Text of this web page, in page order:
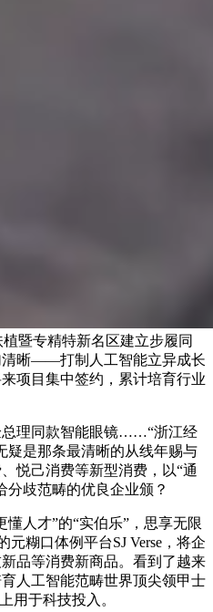
暨专精特新名区建立步履同
清晰——打制人工智能立异成长
项目集中签约，累计培育行业
理同款智能眼镜……“浙江经
疑是那条最清晰的从线年赐与
悦己消费等新型消费，以“通
分歧范畴的优良企业颁？
人才”的“实伯乐”，思享无限
糊口体例平台SJ Verse，将企
品等消费新商品。看到了越来
人工智能范畴世界顶尖领甲士
用于科技投入。